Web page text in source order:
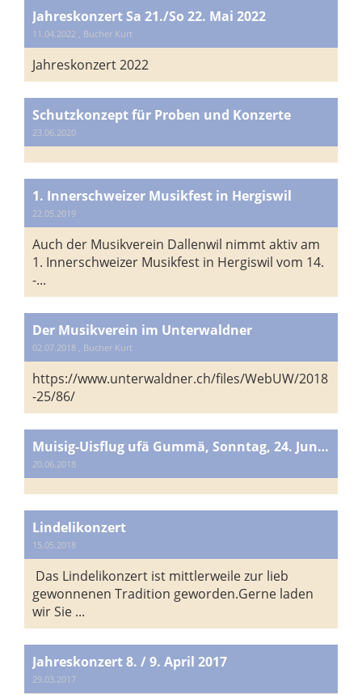
Jahreskonzert Sa 21./So 22. Mai 2022
11.04.2022 , Bucher Kurt
Jahreskonzert 2022
Schutzkonzept für Proben und Konzerte
23.06.2020
1. Innerschweizer Musikfest in Hergiswil
22.05.2019
Auch der Musikverein Dallenwil nimmt aktiv am
1. Innerschweizer Musikfest in Hergiswil vom 14.
-...
Der Musikverein im Unterwaldner
02.07.2018 , Bucher Kurt
https://www.unterwaldner.ch/files/WebUW/2018
-25/86/
Muisig-Uisflug ufä Gummä, Sonntag, 24. Juni 2018
20.06.2018
Lindelikonzert
15.05.2018
Das Lindelikonzert ist mittlerweile zur lieb
gewonnenen Tradition geworden.Gerne laden
wir Sie ...
Jahreskonzert 8. / 9. April 2017
29.03.2017